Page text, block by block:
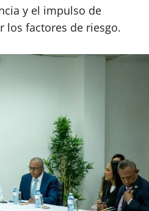
y el impulso de
los factores de riesgo.